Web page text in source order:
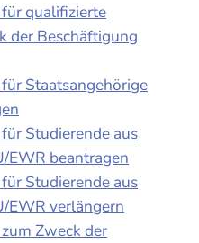
qualifizierte
der Beschäftigung
Staatsangehörige
Studierende aus
EWR beantragen
Studierende aus
EWR verlängern
Zweck der